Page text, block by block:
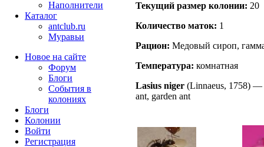
Текущий размер кoлонии: 20
Количество маток: 1
Рацион: Медовый сироп,
Температура: комнатная
Lasius niger (Linnaeus, 1758) —
ant, garden ant
Наполнители
Каталог
antclub.ru
Муравьи
Новое на сайте
Форум
Блоги
События в
колониях
Блоги
Колонии
Войти
Peгиcтpaция